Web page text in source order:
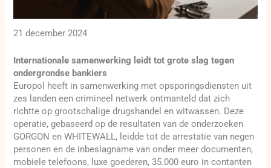
21 december 2024
Internationale samenwerking leidt tot grote slag tegen
ondergrondse bankiers
Europol heeft in samenwerking met opsporingsdiensten uit
zes landen een crimineel netwerk ontmanteld dat zich
richtte op grootschalige drugshandel en witwassen. Deze
operatie, gebaseerd op de resultaten van de onderzoeken
GORGON en WHITEWALL, leidde tot de arrestatie van negen
personen en de inbeslagname van onder meer documenten,
mobiele telefoons, luxe goederen, 35.000 euro in contanten